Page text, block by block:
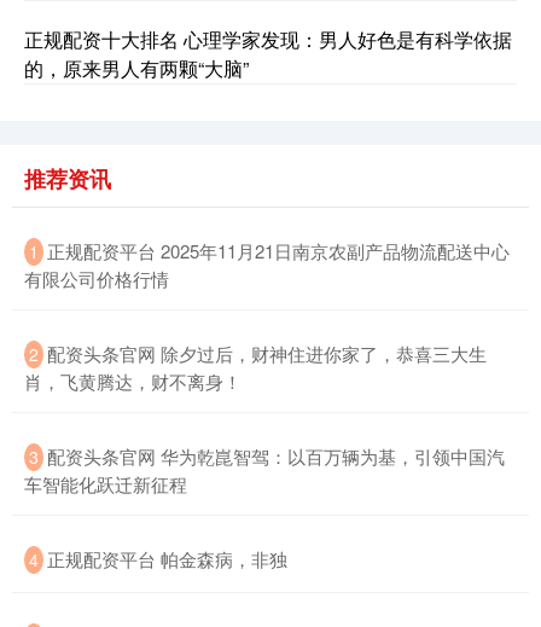
深证成指 14311.01 +200.89 +1.42%
北证50 1134.24
正规配资十大排名 心理学家发现：男人好色是有科学依据
的，原来男人有两颗“大脑”
推荐资讯
1 ​正规配资平台 2025年11月21日南京农副产品物流配送中心
有限公司价格行情
2 ​配资头条官网 除夕过后，财神住进你家了，恭喜三大生
肖，飞黄腾达，财不离身！
3 ​配资头条官网 华为乾崑智驾：以百万辆为基，引领中国汽
车智能化跃迁新征程
4 ​正规配资平台 帕金森病，非独